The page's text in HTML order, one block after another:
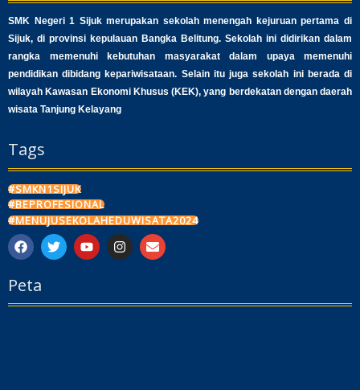
SMK Negeri 1 Sijuk merupakan sekolah menengah kejuruan pertama di
Sijuk, di provinsi kepulauan Bangka Belitung. Sekolah ini didirikan dalam
rangka memenuhi kebutuhan masyarakat dalam upaya memenuhi
pendidikan dibidang kepariwisataan. Selain itu juga sekolah ini berada di
wilayah Kawasan Ekonomi Khusus (KEK), yang berdekatan dengan daerah
wisata Tanjung Kelayang
Tags
#SMKN1SIJUK
#BEPROFESIONAL
#MENUJUSEKOLAHEDUWISATA2024
F
a
e
b
T
w
t
Y
o
u
I
n
a
E
n
l
Peta